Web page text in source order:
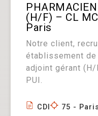
(H/F) – CL
Paris
Notre client,
établissement de
adjoint gérant
PUI.
CDI
75 - Paris